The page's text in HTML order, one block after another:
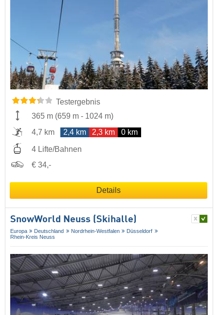
Testergebnis
365 m (659 m - 1024 m)
4,7 km
2,4 km 2,3 km 0 km
4 Lifte/Bahnen
€ 34,-
Details
SnowWorld Neuss (Skihalle)
Europa Deutschland Nordrhein-Westfalen
Düsseldorf
Rhein-Kreis Neuss